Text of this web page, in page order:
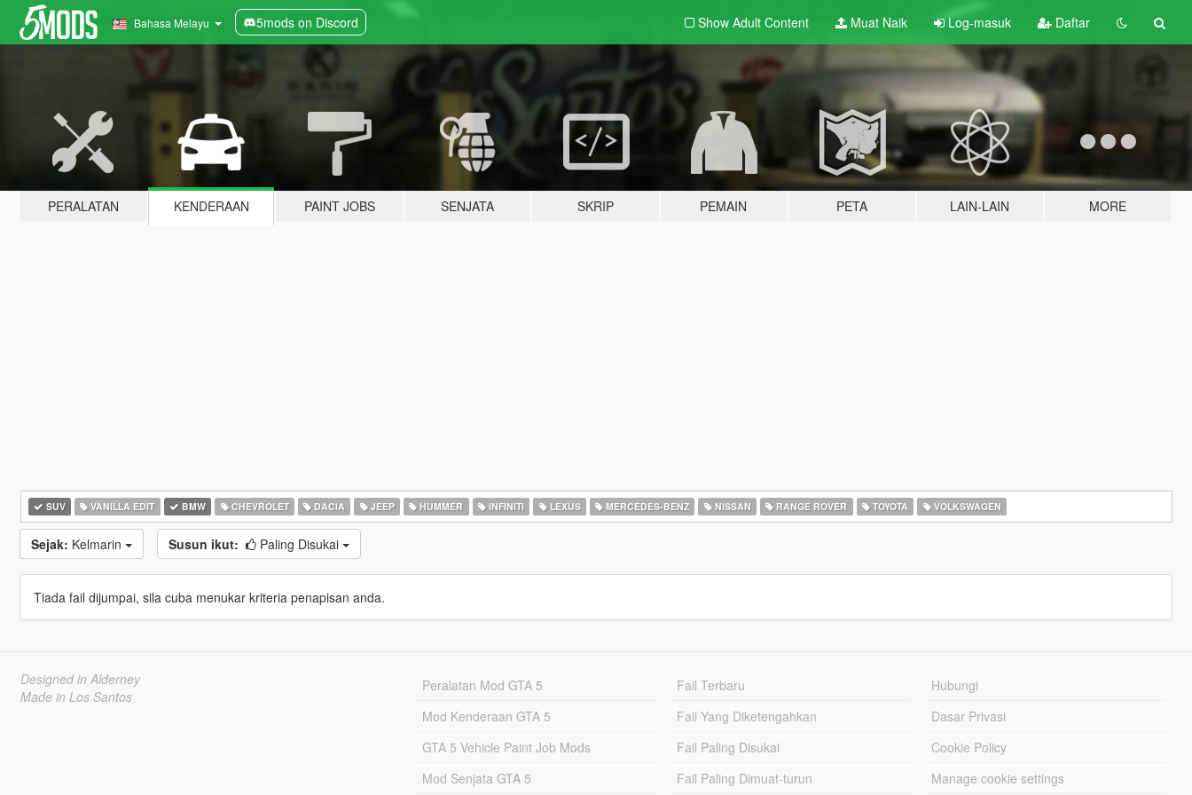
Bahasa Melayu 5mods on Discord Show Adult Content Muat Naik Log-masuk Daftar
PERALATAN KENDERAAN PAINT JOBS SENJATA SKRIP PEMAIN PETA LAIN-LAIN MORE
SUV VANILLA EDIT BMW CHEVROLET DACIA JEEP HUMMER INFINITI LEXUS MERCEDES-BENZ NISSAN RANGE ROVER TOYOTA VOLKSWAGEN
Sejak: Kelmarin Susun ikut: Paling Disukai
Tiada fail dijumpai, sila cuba menukar kriteria penapisan anda.
Designed in Alderney
Made in Los Santos
Peralatan Mod GTA 5
Mod Kenderaan GTA 5
GTA 5 Vehicle Paint Job Mods
Mod Senjata GTA 5
Fail Terbaru
Fail Yang Diketengahkan
Fail Paling Disukai
Fail Paling Dimuat-turun
Hubungi
Dasar Privasi
Cookie Policy
Manage cookie settings